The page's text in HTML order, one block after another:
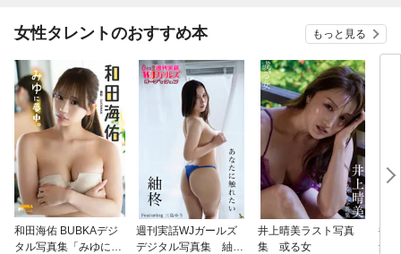
女性タレントのおすすめ本 もっと見る
和田海佑 BUBKAデジ
タル写真集「みゆに夢
週刊実話WJガールズ
デジタル写真集 紬柊
井上晴美ラスト写真
集 或る女
井
集